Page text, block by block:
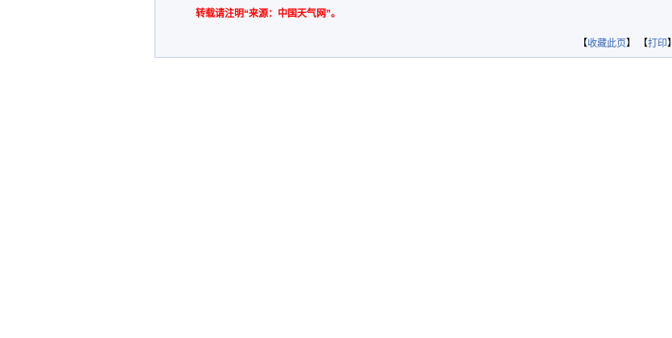
转载请注明“来源：中国天气网”。
【收藏此页】 【打印】